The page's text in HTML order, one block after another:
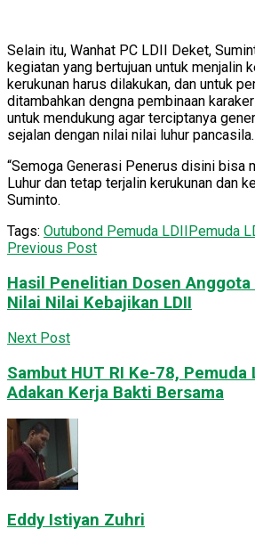
Selain itu, Wanhat PC LDII Deket,
kegiatan yang bertujuan untuk menjalin
kerukunan harus dilakukan, dan untuk
ditambahkan dengna pembinaan
untuk mendukung agar terciptanya
sejalan dengan nilai nilai luhur pancasila.
“Semoga Generasi Penerus disini bisa
Luhur dan tetap terjalin kerukunan dan
Suminto.
Tags: Outubond Pemuda LDII
Pemuda
Previous Post
Hasil Penelitian Dosen
Nilai Nilai Kebajikan LDII
Next Post
Sambut HUT RI Ke-78, Pemuda
Adakan Kerja Bakti Bersama
Eddy Istiyan Zuhri